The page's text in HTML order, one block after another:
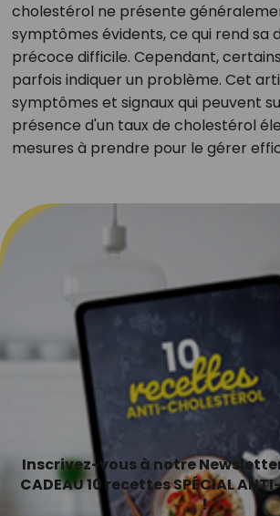
cholestérol ne présente
symptômes évidents, ce qui rend sa
précoce difficile. Cependant,
parfois indiquer un problème. Cet
symptômes et signaux qui peuvent
présence d'un taux de cholestérol
mesures à prendre pour le gérer
Inscrivez-vous à notre
CADEAU 10 recettes SPÉCIAL
!